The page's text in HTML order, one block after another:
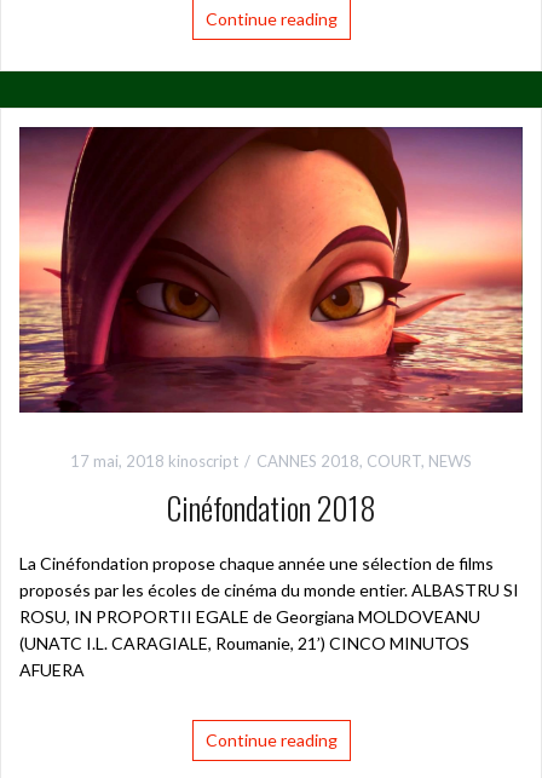
Continue reading
17 mai, 2018 kinoscript CANNES 2018, COURT, NEWS
Cinéfondation 2018
La Cinéfondation propose chaque année une sélection de films
proposés par les écoles de cinéma du monde entier. ALBASTRU SI
ROSU, IN PROPORTII EGALE de Georgiana MOLDOVEANU
(UNATC I.L. CARAGIALE, Roumanie, 21’) CINCO MINUTOS
AFUERA
Continue reading